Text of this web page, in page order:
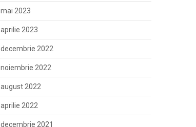
mai 2023
aprilie 2023
decembrie 2022
noiembrie 2022
august 2022
aprilie 2022
decembrie 2021